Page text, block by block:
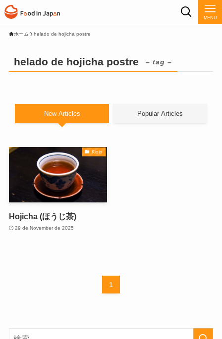
MENU
ホーム helado de hojicha postre
helado de hojicha postre – tag –
New Articles Popular Articles
Kioto
Hojicha (ほうじ茶)
29 de November de 2025
1